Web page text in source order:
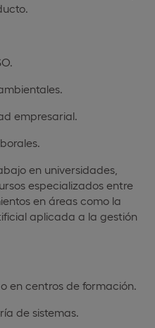
empresarial.
en universidades,
especializados entre
en áreas como la
aplicada a la gestión
en centros de formación.
de sistemas.